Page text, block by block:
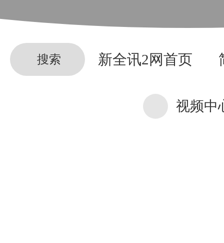
搜索 新全讯2网首页
视频中